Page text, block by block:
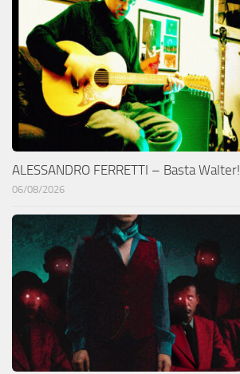
ALESSANDRO FERRETTI – Basta Walter!
06/08/2026